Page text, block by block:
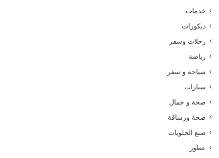
خدمات
ديكورات
رحلات وسفر
رياضة
سياحة و سفر
سيارات
صحة و جمال
صحة ورشاقة
صنع الحلويات
عطور